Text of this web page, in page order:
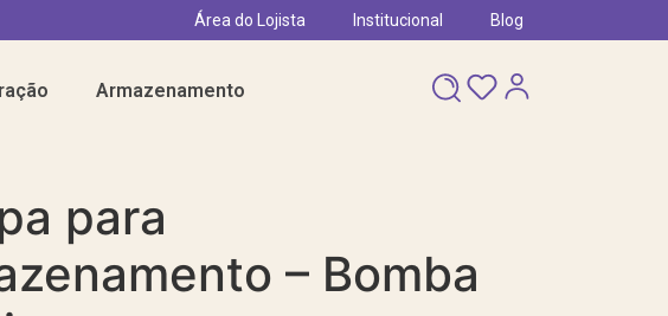
Área do Lojista Institucional Blog
Armazenamento
para
– Bomba